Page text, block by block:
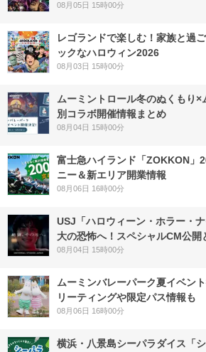
08月05日 15時00分
レゴランドで楽しむ！家族と過
ックなハロウィン2026
08月03日 15時00分
ムーミントロール冬のぬくもり
別コラボ開催情報まとめ
08月04日 15時00分
富士急ハイランド「ZOKKON」
ニー＆新エリア開業情報
08月06日 16時00分
USJ「ハロウィーン・ホラー・
大の恐怖へ！スペシャルCM公開
08月04日 15時00分
ムーミンバレーパーク夏イベン
リーティングや限定パス情報も
08月06日 16時00分
横浜・八景島シーパラダイス「